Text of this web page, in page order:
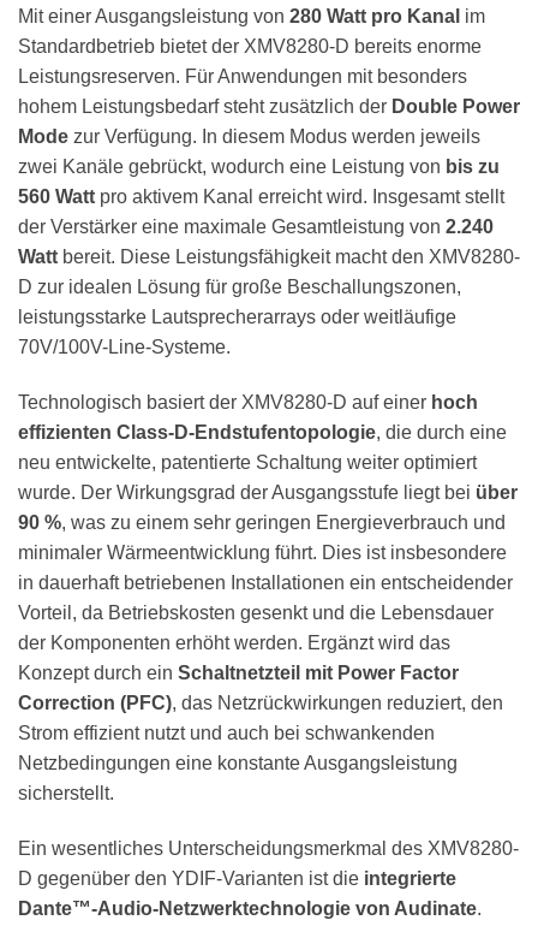
Mit einer Ausgangsleistung von 280 Watt pro Kanal im
Standardbetrieb bietet der XMV8280-D bereits enorme
Leistungsreserven. Für Anwendungen mit besonders
hohem Leistungsbedarf steht zusätzlich der Double Power
Mode zur Verfügung. In diesem Modus werden jeweils
zwei Kanäle gebrückt, wodurch eine Leistung von bis zu
560 Watt pro aktivem Kanal erreicht wird. Insgesamt stellt
der Verstärker eine maximale Gesamtleistung von 2.240
Watt bereit. Diese Leistungsfähigkeit macht den XMV8280-
D zur idealen Lösung für große Beschallungszonen,
leistungsstarke Lautsprecherarrays oder weitläufige
70V/100V-Line-Systeme.
Technologisch basiert der XMV8280-D auf einer hoch
effizienten Class-D-Endstufentopologie, die durch eine
neu entwickelte, patentierte Schaltung weiter optimiert
wurde. Der Wirkungsgrad der Ausgangsstufe liegt bei über
90 %, was zu einem sehr geringen Energieverbrauch und
minimaler Wärmeentwicklung führt. Dies ist insbesondere
in dauerhaft betriebenen Installationen ein entscheidender
Vorteil, da Betriebskosten gesenkt und die Lebensdauer
der Komponenten erhöht werden. Ergänzt wird das
Konzept durch ein Schaltnetzteil mit Power Factor
Correction (PFC), das Netzrückwirkungen reduziert, den
Strom effizient nutzt und auch bei schwankenden
Netzbedingungen eine konstante Ausgangsleistung
sicherstellt.
Ein wesentliches Unterscheidungsmerkmal des XMV8280-
D gegenüber den YDIF-Varianten ist die integrierte
Dante™-Audio-Netzwerktechnologie von Audinate.